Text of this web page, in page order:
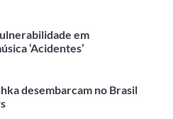
em
‘Acidentes’
desembarcam no Brasil